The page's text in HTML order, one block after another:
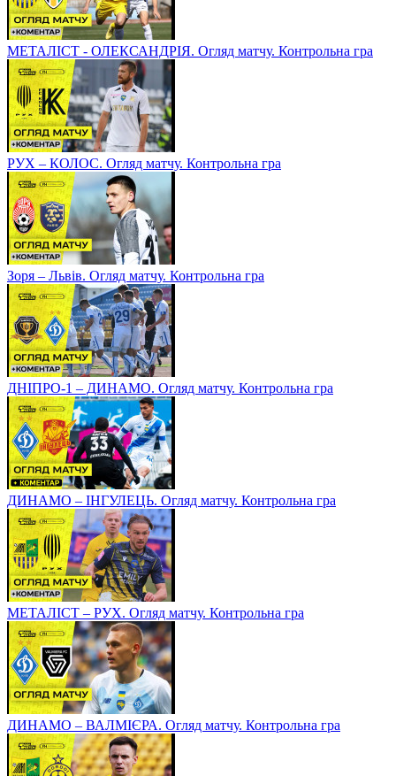
МЕТАЛІСТ - ОЛЕКСАНДРІЯ. Огляд матчу. Контрольна гра
РУХ – КОЛОС. Огляд матчу. Контрольна гра
Зоря – Львів. Огляд матчу. Контрольна гра
ДНІПРО-1 – ДИНАМО. Огляд матчу. Контрольна гра
ДИНАМО – ІНГУЛЕЦЬ. Огляд матчу. Контрольна гра
МЕТАЛІСТ – РУХ. Огляд матчу. Контрольна гра
ДИНАМО – ВАЛМІЄРА. Огляд матчу. Контрольна гра